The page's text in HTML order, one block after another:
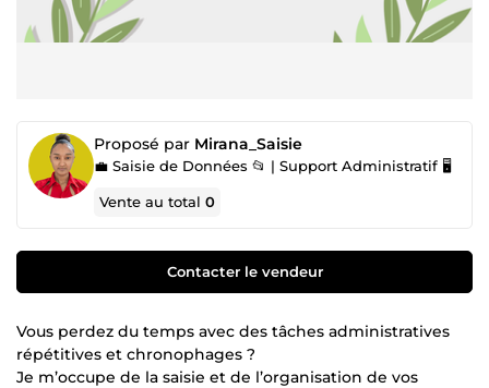
Proposé par Mirana_Saisie
💼 Saisie de Données 📂 | Support Administratif 🖥️
Vente au total0
Contacter le vendeur
Vous perdez du temps avec des tâches administratives
répétitives et chronophages ?
Je m’occupe de la saisie et de l’organisation de vos